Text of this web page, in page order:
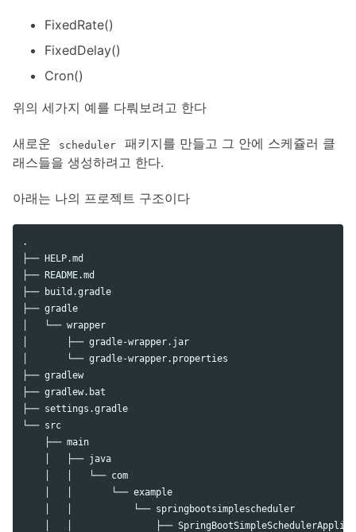
FixedRate()
FixedDelay()
Cron()
위의 세가지 예를 다뤄보려고 한다
새로운 scheduler
패키지를 만들고 그 안에 스케쥴러 클
래스들을 생성하려고 한다.
아래는 나의 프로젝트 구조이다
.
├── HELP.md
├── README.md
├── build.gradle
├── gradle
│   └── wrapper
│       ├── gradle-wrapper.jar
│       └── gradle-wrapper.properties
├── gradlew
├── gradlew.bat
├── settings.gradle
└── src
    ├── main
    │   ├── java
    │   │   └── com
    │   │       └── example
    │   │           └── springbootsimplescheduler
│   │               ├──